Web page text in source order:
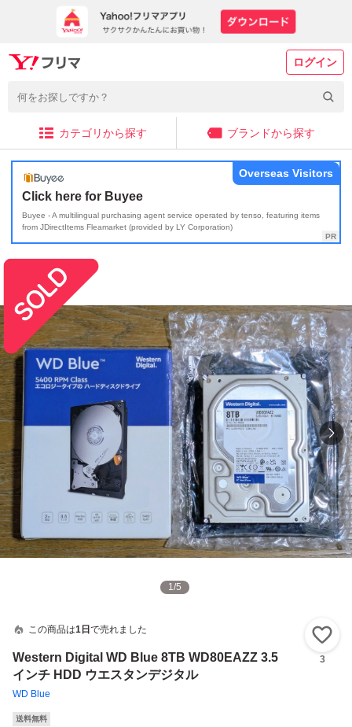
ログイン
カテゴリから探す ブランドから探す
Click here for Buyee
Buyee - A multilingual purchasing agent service operated by tenso, featuring items
from JDirectItems Fleamarket (provided by LY Corporation)
Overseas Visitors
1/5
この商品は1日 で売れました
Western Digital WD Blue 8TB WD80EAZZ 3.5
インチ HDD ウエスタンデジタル
WD Blue
3
送料無料